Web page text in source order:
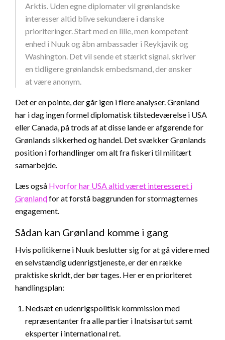
Arktis. Uden egne diplomater vil grønlandske
interesser altid blive sekundære i danske
prioriteringer. Start med en lille, men kompetent
enhed i Nuuk og åbn ambassader i Reykjavik og
Washington. Det vil sende et stærkt signal. skriver
en tidligere grønlandsk embedsmand, der ønsker
at være anonym.
Det er en pointe, der går igen i flere analyser. Grønland
har i dag ingen formel diplomatisk tilstedeværelse i USA
eller Canada, på trods af at disse lande er afgørende for
Grønlands sikkerhed og handel. Det svækker Grønlands
position i forhandlinger om alt fra fiskeri til militært
samarbejde.
Læs også Hvorfor har USA altid været interesseret i
Grønlandfor at forstå baggrunden for stormagternes
engagement.
Sådan kan Grønland komme i gang
Hvis politikerne i Nuuk beslutter sig for at gå videre med
en selvstændig udenrigstjeneste, er der en række
praktiske skridt, der bør tages. Her er en prioriteret
handlingsplan:
Nedsæt en udenrigspolitisk kommission med
repræsentanter fra alle partier i Inatsisartut samt
eksperter i international ret.